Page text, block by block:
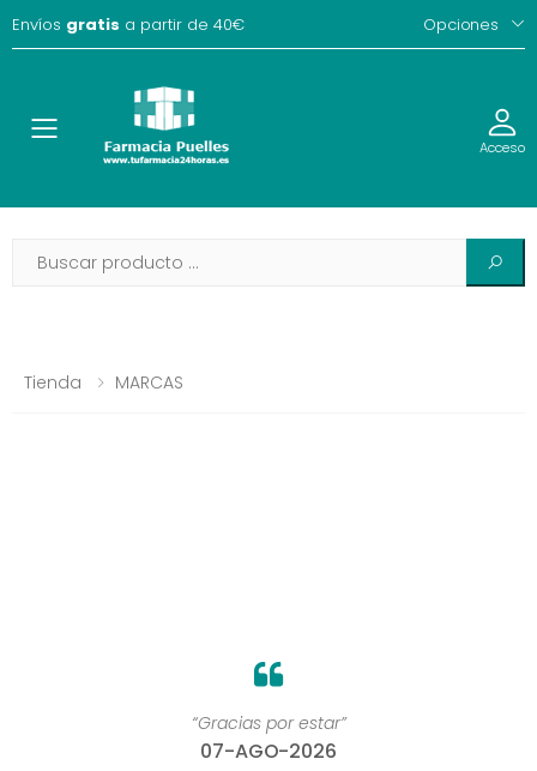
Envíos gratis a partir de 40€ Opciones
Toggle Acceso
Tienda MARCAS
“Gracias por estar”
07-AGO-2026